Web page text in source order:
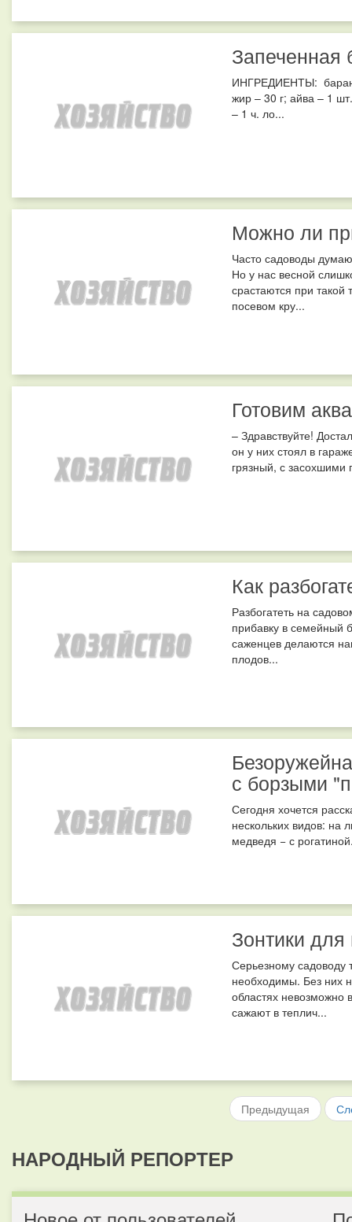
Запеченная
ИНГРЕДИЕНТЫ:
жир – 30 г; айва – 1
– 1 ч. ло...
Можно ли
Часто садоводы
Но у нас весной
срастаются при
посевом кру...
Готовим
– Здравствуйте!
он у них стоял в
грязный, с засохшими
Как
Разбогатеть на
прибавку в семейный
саженцев делаются
плодов...
с борзыми
Сегодня хочется
нескольких видов: на
медведя − с
Зонтики для
Серьезному садоводу
необходимы. Без них
областях
сажают в теплич...
Предыдущая
НАРОДНЫЙ РЕПОРТЕР